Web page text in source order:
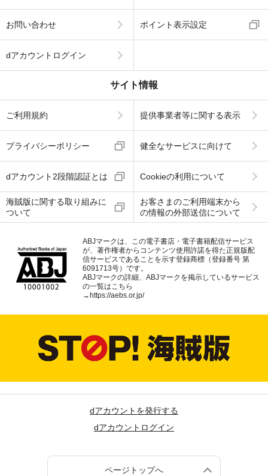
お問い合わせ ポイント表示設定
dアカウントログイン
サイト情報
ご利用規約 提供事業者等に関する表示
プライバシーポリシー 健全なサービスに向けて
dアカウント2段階認証とは Cookieの利用について
海賊版に関する取り組みに
ついて
お客さまのご利用端末から
の情報の外部送信について
ABJマークは、この電子書店・電子書籍配信サービス
が、著作権者からコンテンツ使用許諾を得た正規版配
信サービスであることを示す登録商標（登録番号 第
6091713号）です。
ABJマークの詳細、ABJマークを掲示しているサービス
の一覧はこちら
→ https://aebs.or.jp/
dアカウントを発行する
dアカウントログイン
ページトップへ